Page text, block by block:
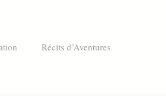
Récits d’Aventures